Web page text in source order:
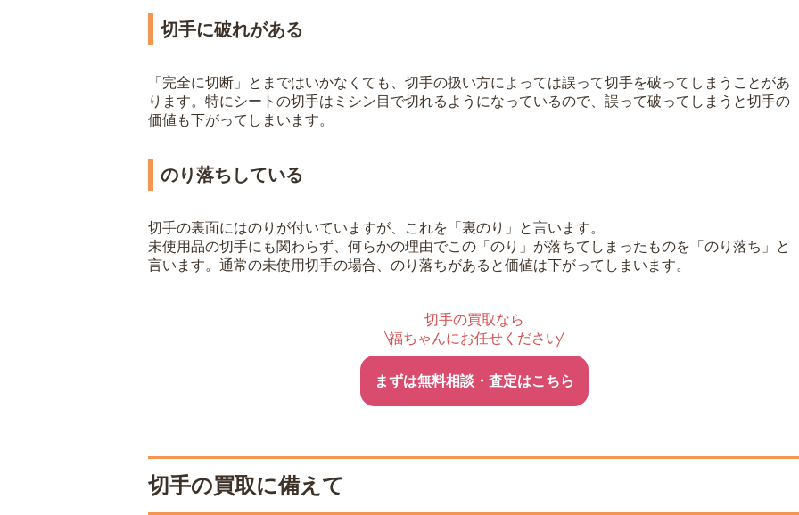
切手に破れがある
「完全に切断」とまではいかなくても、切手の扱い方によっては誤って切手を破ってしまうことがあ
ります。特にシートの切手はミシン目で切れるようになっているので、誤って破ってしまうと切手の
価値も下がってしまいます。
のり落ちしている
切手の裏面にはのりが付いていますが、これを「裏のり」と言います。
未使用品の切手にも関わらず、何らかの理由でこの「のり」が落ちてしまったものを「のり落ち」と
言います。通常の未使用切手の場合、のり落ちがあると価値は下がってしまいます。
切手の買取なら
福ちゃんにお任せください
まずは無料相談・査定はこちら
切手の買取に備えて